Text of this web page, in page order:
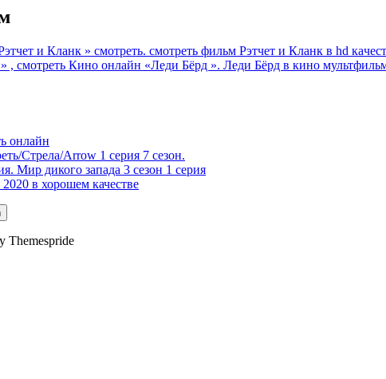
и Кланк » смотреть. смотреть фильм Рэтчет и Кланк в hd
смотреть Кино онлайн «Леди Бёрд ». Леди Бёрд в кинo
онлайн
Стрела/Arrow 1 серия 7 сезон.
Мир дикого запада 3 сезон 1 серия
в хорошем качестве
Themespride